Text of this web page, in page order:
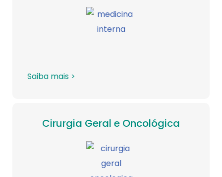
Saiba mais >
Cirurgia Geral e Oncológica